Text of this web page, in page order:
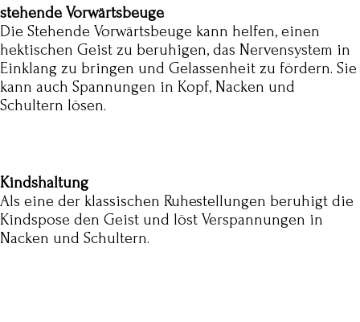
stehende Vorwärtsbeuge
Die Stehende Vorwärtsbeuge kann helfen, einen
hektischen Geist zu beruhigen, das Nervensystem in
Einklang zu bringen und Gelassenheit zu fördern. Sie
kann auch Spannungen in Kopf, Nacken und
Schultern lösen.
Kindshaltung
Als eine der klassischen Ruhestellungen beruhigt die
Kindspose den Geist und löst Verspannungen in
Nacken und Schultern.